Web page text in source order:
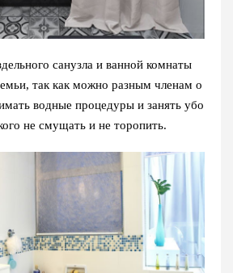
санузла и ванной комнаты
так как можно разным членам о
водные процедуры и занять убо
не смущать и не торопить.